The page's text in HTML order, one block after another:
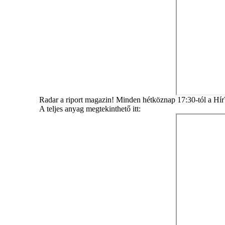
Radar a riport magazin! Minden hétköznap 17:30-tól a
A teljes anyag megtekinthető itt: